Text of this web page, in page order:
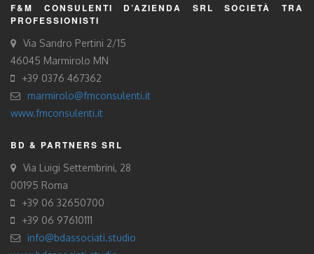
F&M CONSULENTI D’AZIENDA SRL SOCIETÀ TRA
PROFESSIONISTI
Via Sandro Pertini 2/15
46045 Marmirolo MN
+39 0376 467362
marmirolo@fmconsulenti.it
www.fmconsulenti.it
BD & PARTNERS SRL
Via Luigi Settembrini, 28
00195 Roma
+39 06 32650700
+39 06 97610111
info@bdassociati.studio